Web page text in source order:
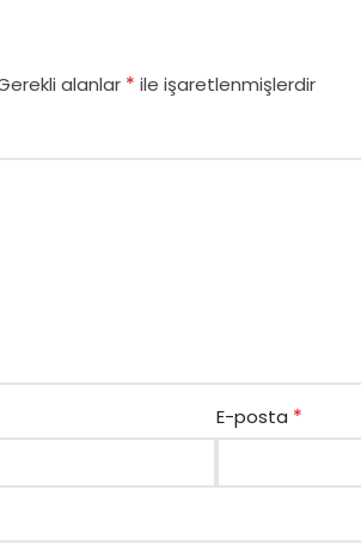
alanlar * ile işaretlenmişlerdir
E-posta *